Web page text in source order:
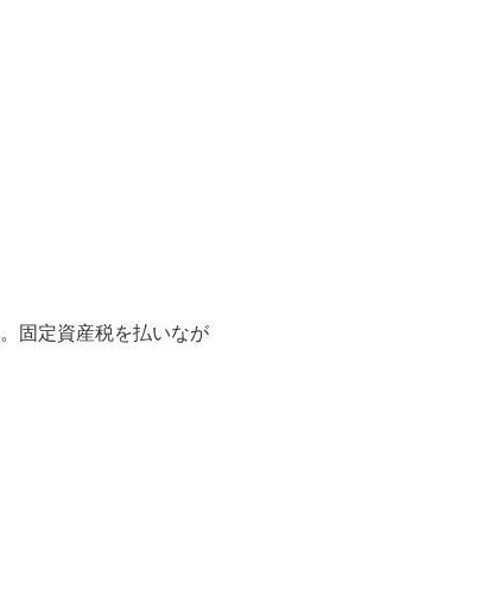
。固定資産税を払いなが